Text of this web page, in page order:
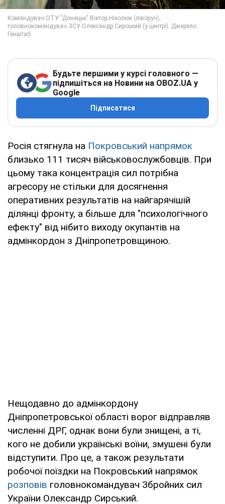
Будьте першими у курсі головного —
підпишіться на Новини на OBOZ.UA у
Google
Підписатися
Росія стягнула на Покровський напрямок
близько 111 тисяч військовослужбовців. При
цьому така концентрація сил потрібна
агресору не стільки для досягнення
оперативних результатів на найгарячішій
ділянці фронту, а більше для "психологічного
ефекту" від нібито виходу окупантів на
адмінкордон з Дніпропетровщиною.
Нещодавно до адмінкордону
Дніпропетровської області ворог відправляв
численні ДРГ, однак вони були знищені, а ті,
кого не добили українські воїни, змушені були
відступити. Про це, а також результати
робочої поїздки на Покровський напрямок
розповів головнокомандувач Збройних сил
України Олександр Сирський.